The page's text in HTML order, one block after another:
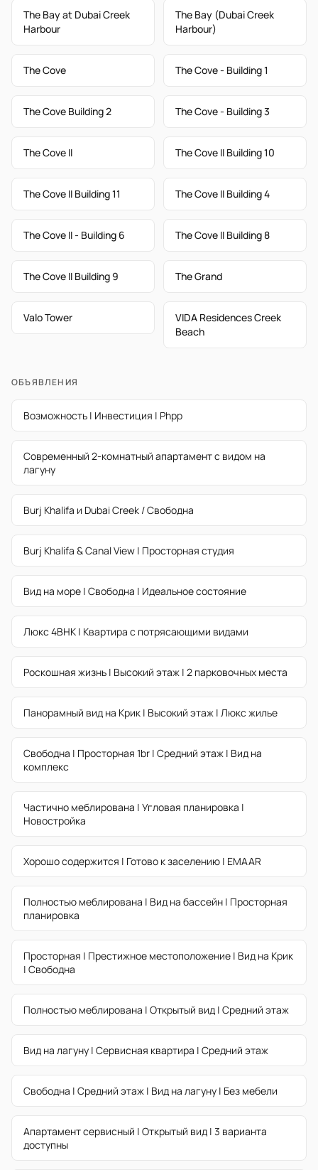
The Bay at Dubai Creek
Harbour
The Bay (Dubai Creek
Harbour)
The Cove The Cove - Building 1
The Cove Building 2 The Cove - Building 3
The Cove II The Cove II Building 10
The Cove II Building 11 The Cove II Building 4
The Cove II - Building 6 The Cove II Building 8
The Cove II Building 9 The Grand
Valo Tower
VIDA Residences Creek
Beach
ОБЪЯВЛЕНИЯ
Возможность | Инвестиция | Phpp
Современный 2-комнатный апартамент с видом на
лагуну
Burj Khalifa и Dubai Creek / Свободна
Burj Khalifa & Canal View | Просторная студия
Вид на море | Свободна | Идеальное состояние
Люкс 4BHK | Квартира с потрясающими видами
Роскошная жизнь | Высокий этаж | 2 парковочных места
Панорамный вид на Крик | Высокий этаж | Люкс жилье
Свободна | Просторная 1br | Средний этаж | Вид на
комплекс
Частично меблирована | Угловая планировка |
Новостройка
Хорошо содержится | Готово к заселению | EMAAR
Полностью меблирована | Вид на бассейн | Просторная
планировка
Просторная | Престижное местоположение | Вид на Крик
| Свободна
Полностью меблирована | Открытый вид | Средний этаж
Вид на лагуну | Сервисная квартира | Средний этаж
Свободна | Средний этаж | Вид на лагуну | Без мебели
Апартамент сервисный | Открытый вид | 3 варианта
доступны